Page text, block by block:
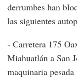
derrumbes han
las siguientes
- Carretera 175
Miahuatlán a San
maquinaria